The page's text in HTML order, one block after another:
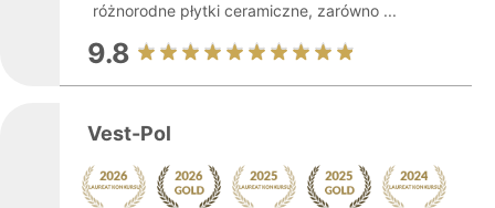
różnorodne płytki ceramiczne, zarówno ...
9.8
Vest-Pol